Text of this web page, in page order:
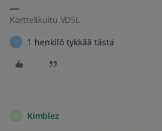
Korttelikuitu VDSL
1 henkilö tykkää tästä
Kimblez